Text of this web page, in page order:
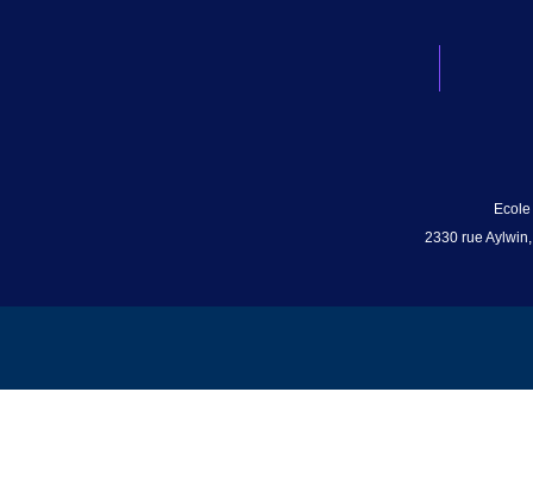
2330 rue